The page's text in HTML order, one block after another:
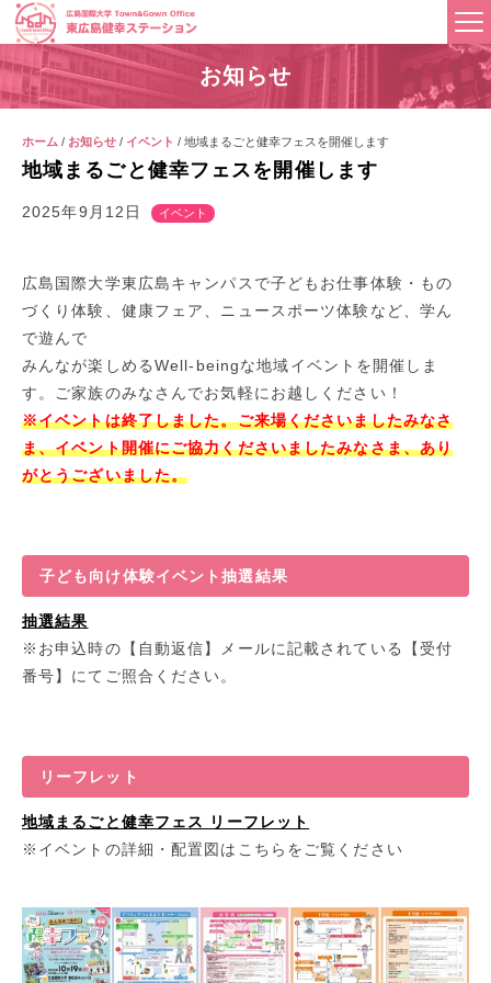
お知らせ
ホーム / お知らせ / イベント / 地域まるごと健幸フェスを開催します
地域まるごと健幸フェスを開催します
2025年9月12日 イベント
広島国際大学東広島キャンパスで子どもお仕事体験・もの
づくり体験、健康フェア、ニュースポーツ体験など、学ん
で遊んで
みんなが楽しめるWell-beingな地域イベントを開催しま
す。ご家族のみなさんでお気軽にお越しください！
※イベントは終了しました。ご来場くださいましたみなさ
ま、イベント開催にご協力くださいましたみなさま、あり
がとうございました。
子ども向け体験イベント抽選結果
抽選結果
※お申込時の【自動返信】メールに記載されている【受付
番号】にてご照合ください。
リーフレット
地域まるごと健幸フェス リーフレット
※イベントの詳細・配置図はこちらをご覧ください